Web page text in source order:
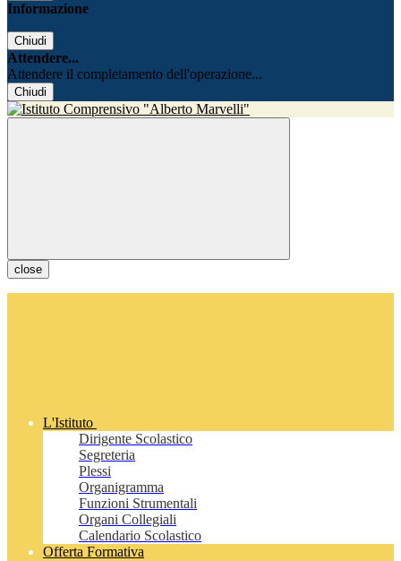
Informazione
Chiudi
Attendere...
Attendere il completamento dell'operazione...
Chiudi
close
L'Istituto
Dirigente Scolastico
Segreteria
Plessi
Organigramma
Funzioni Strumentali
Organi Collegiali
Calendario Scolastico
Offerta Formativa